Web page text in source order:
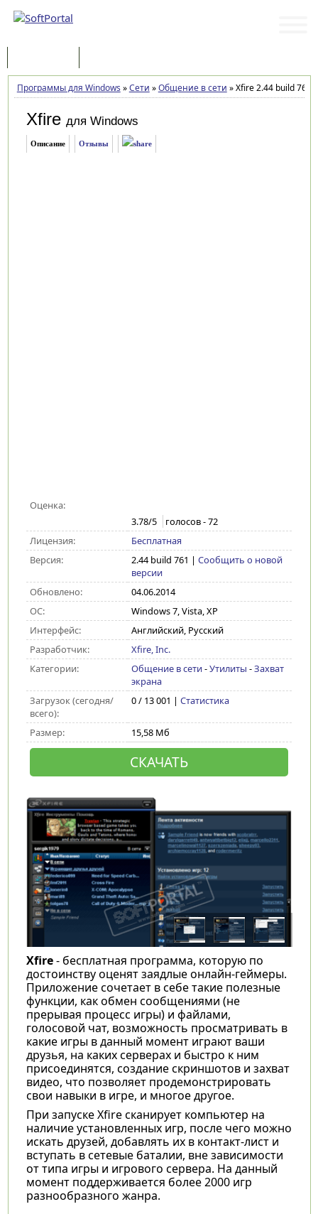
Программы для Windows »Сети »Общение в сети »Xfire 2.44 build 761
Xfire для Windows
Описание Отзывы
Оценка:
3.78/5 голосов -72
Лицензия:
Бесплатная
Версия:
2.44 build 761 | Сообщить о новой
версии
Обновлено:
04.06.2014
ОС:
Windows 7, Vista, XP
Интерфейс:
Английский, Русский
Разработчик:
Xfire, Inc.
Категории:
Общение в сети-Утилиты -Захват
экрана
Загрузок (сегодня/
всего):
0 / 13 001 | Статистика
Размер: 15,58 Мб
СКАЧАТЬ
Xfire- бесплатная программа, которую по
достоинству оценят заядлые онлайн-геймеры.
Приложение сочетает в себе такие полезные
функции, как обмен сообщениями (не
прерывая процесс игры) и файлами,
голосовой чат, возможность просматривать в
какие игры в данный момент играют ваши
друзья, на каких серверах и быстро к ним
присоединятся, создание скриншотов и захват
видео, что позволяет продемонстрировать
свои навыки в игре, и многое другое.
При запуске Xfire сканирует компьютер на
наличие установленных игр, после чего можно
искать друзей, добавлять их в контакт-лист и
вступать в сетевые баталии, вне зависимости
от типа игры и игрового сервера. На данный
момент поддерживается более 2000 игр
разнообразного жанра.